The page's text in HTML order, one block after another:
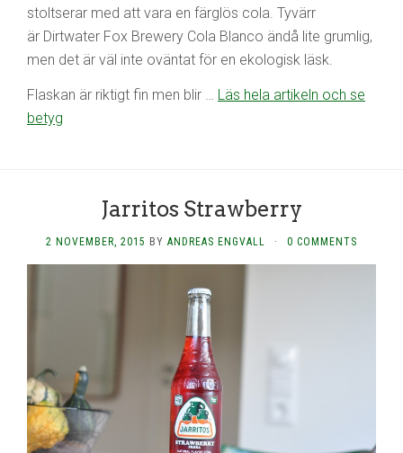
stoltserar med att vara en färglös cola. Tyvärr
är Dirtwater Fox Brewery Cola Blanco ändå lite grumlig,
men det är väl inte oväntat för en ekologisk läsk.
Flaskan är riktigt fin men blir … Läs hela artikeln och se
betyg
Jarritos Strawberry
2 NOVEMBER, 2015 BY ANDREAS ENGVALL · 0 COMMENTS